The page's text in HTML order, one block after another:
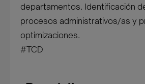
departamentos. Identificación
procesos administrativos/as y
optimizaciones.
#TCD